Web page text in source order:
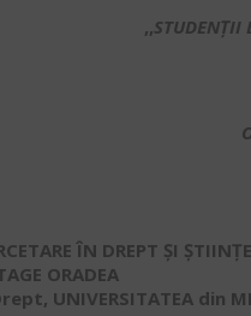
,,STUDENȚII
ÎN DREPT ȘI
ORADEA
UNIVERSITATEA din